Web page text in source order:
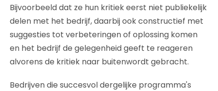
Bijvoorbeeld dat ze hun kritiek eerst niet publiekelijk
delen met het bedrijf, daarbij ook constructief met
suggesties tot verbeteringen of oplossing komen
en het bedrijf de gelegenheid geeft te reageren
alvorens de kritiek naar buitenwordt gebracht.
Bedrijven die succesvol dergelijke programma's